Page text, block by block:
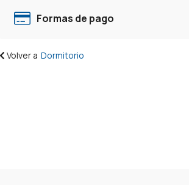
Formas de pago
Volver a Dormitorio